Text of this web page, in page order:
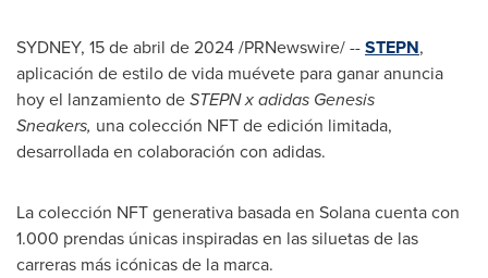
SYDNEY, 15 de abril de 2024/PRNewswire/ --STEPN,
aplicación de estilo de vida muévete para ganar anuncia
hoy el lanzamiento deSTEPN x adidas Genesis
Sneakers, una colección NFT de edición limitada,
desarrollada en colaboración con adidas.
La colección NFT generativa basada en Solana cuenta con
1.000 prendas únicas inspiradas en las siluetas de las
carreras más icónicas de la marca.